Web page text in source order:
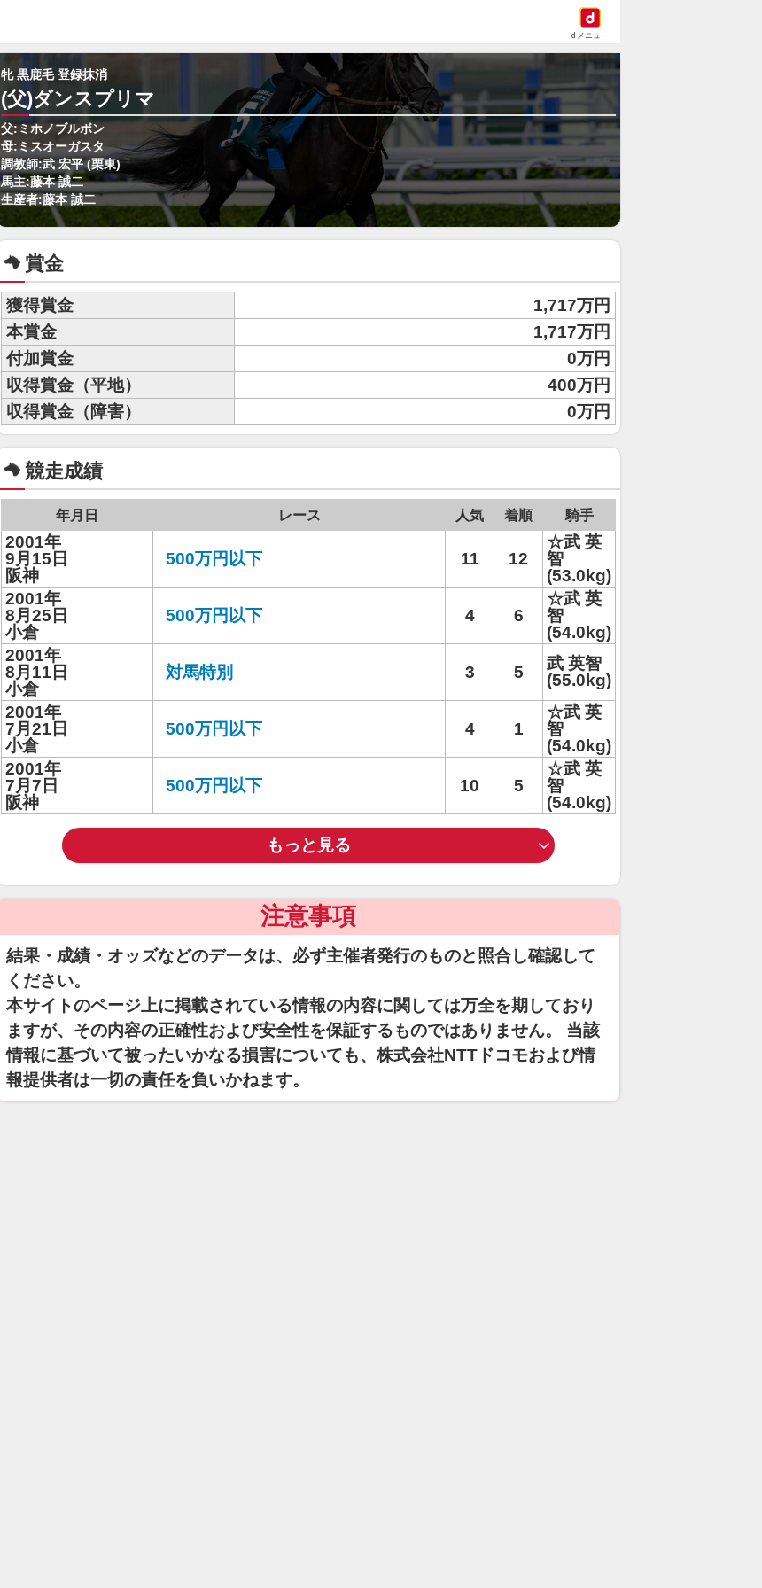
dメニュー
牝 黒鹿毛 登録抹消
(父)ダンスプリマ
父:ミホノブルボン
母:ミスオーガスタ
調教師:武 宏平 (栗東)
馬主:藤本 誠二
生産者:藤本 誠二
賞金
獲得賞金
1,717万円
本賞金
1,717万円
付加賞金
0万円
収得賞金（平地）
400万円
収得賞金（障害）
0万円
競走成績
年月日 レース 人気 着順 騎手
2001年
9月15日
阪神
500万円以下 11 12
☆武 英
智
(53.0kg)
2001年
8月25日
小倉
500万円以下 4 6
☆武 英
智
(54.0kg)
2001年
8月11日
小倉
対馬特別 3 5
武 英智
(55.0kg)
2001年
7月21日
小倉
500万円以下 4 1
☆武 英
智
(54.0kg)
2001年
7月7日
阪神
500万円以下 10 5
☆武 英
智
(54.0kg)
もっと見る
注意事項
結果・成績・オッズなどのデータは、必ず主催者発行のものと照合し確認して
ください。
本サイトのページ上に掲載されている情報の内容に関しては万全を期しており
ますが、その内容の正確性および安全性を保証するものではありません。 当該
情報に基づいて被ったいかなる損害についても、株式会社NTTドコモおよび情
報提供者は一切の責任を負いかねます。